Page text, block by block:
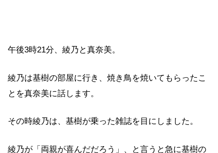
午後3時21分、綾乃と真奈美。
綾乃は基樹の部屋に行き、焼き鳥を焼いてもらったこ
とを真奈美に話します。
その時綾乃は、基樹が乗った雑誌を目にしました。
綾乃が「両親が喜んだだろう」、と言うと急に基樹の